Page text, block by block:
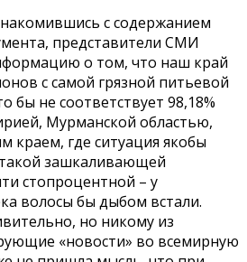
с содержанием
представители СМИ
о том, что наш край
с самой грязной питьевой
бы не соответствует 98,18%
Мурманской областью,
краем, где ситуация якобы
зашкаливающей
стопроцентной – у
волосы бы дыбом встали.
но никому из
«новости» во всемирную